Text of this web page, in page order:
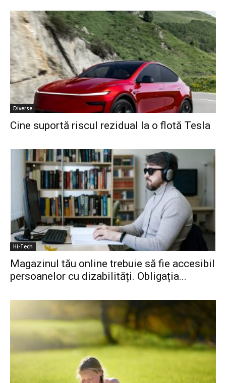
Diverse
Cine suportă riscul rezidual la o flotă Tesla
Hi-Tech
Magazinul tău online trebuie să fie accesibil
persoanelor cu dizabilități. Obligația...